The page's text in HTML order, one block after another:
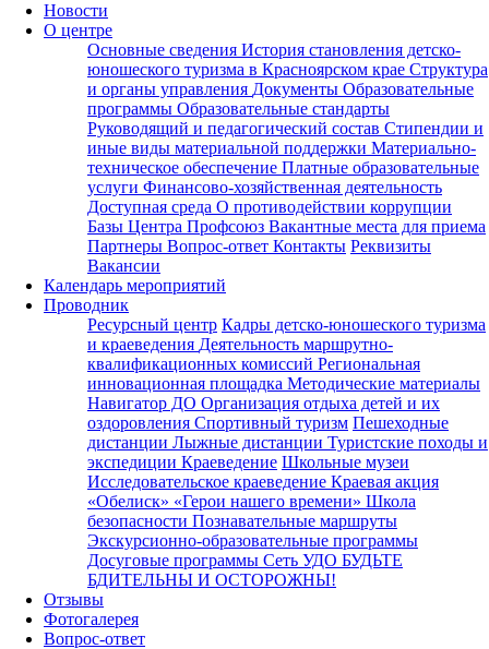
Новости
О центре
Основные сведения История становления детско-
юношеского туризма в Красноярском крае Структура
и органы управления Документы Образовательные
программы Образовательные стандарты
Руководящий и педагогический состав Стипендии и
иные виды материальной поддержки Материально-
техническое обеспечение Платные образовательные
услуги Финансово-хозяйственная деятельность
Доступная среда О противодействии коррупции
Базы Центра Профсоюз Вакантные места для приема
Партнеры Вопрос-ответ Контакты Реквизиты
Вакансии
Календарь мероприятий
Проводник
Ресурсный центр Кадры детско-юношеского туризма
и краеведения Деятельность маршрутно-
квалификационных комиссий Региональная
инновационная площадка Методические материалы
Навигатор ДО Организация отдыха детей и их
оздоровления Спортивный туризм Пешеходные
дистанции Лыжные дистанции Туристские походы и
экспедиции Краеведение Школьные музеи
Исследовательское краеведение Краевая акция
«Обелиск» «Герои нашего времени» Школа
безопасности Познавательные маршруты
Экскурсионно-образовательные программы
Досуговые программы Сеть УДО БУДЬТЕ
БДИТЕЛЬНЫ И ОСТОРОЖНЫ!
Отзывы
Фотогалерея
Вопрос-ответ